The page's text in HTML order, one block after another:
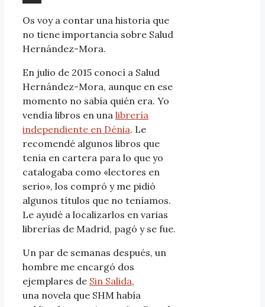
Os voy a contar una historia que
no tiene importancia sobre Salud
Hernández-Mora.
En julio de 2015 conocí a Salud
Hernández-Mora, aunque en ese
momento no sabía quién era. Yo
vendía libros en una librería
independiente en Dénia. Le
recomendé algunos libros que
tenía en cartera para lo que yo
catalogaba como «lectores en
serio», los compró y me pidió
algunos títulos que no teníamos.
Le ayudé a localizarlos en varias
librerías de Madrid, pagó y se fue.
Un par de semanas después, un
hombre me encargó dos
ejemplares de Sin Salida,
una novela que SHM había